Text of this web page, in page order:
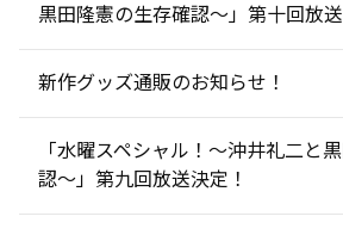
黒田隆憲の生存確認〜」第十回放送
新作グッズ通販のお知らせ！
「水曜スペシャル！〜沖井礼二と
認〜」第九回放送決定！